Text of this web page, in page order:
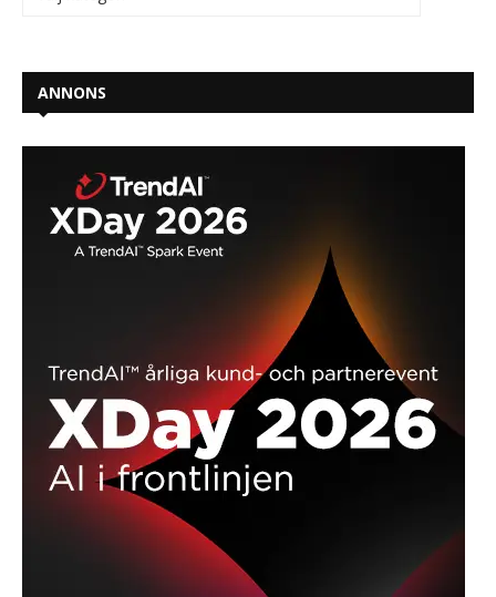
ANNONS